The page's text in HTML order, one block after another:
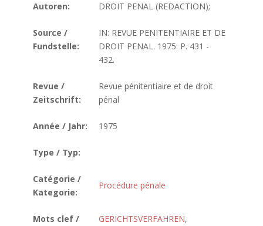
Autoren:
DROIT PENAL (REDACTION);
Source /
Fundstelle:
IN: REVUE PENITENTIAIRE ET DE
DROIT PENAL. 1975: P. 431 -
432.
Revue /
Zeitschrift:
Revue pénitentiaire et de droit
pénal
Année / Jahr: 1975
Type / Typ:
Catégorie /
Kategorie:
Procédure pénale
Mots clef /
GERICHTSVERFAHREN,